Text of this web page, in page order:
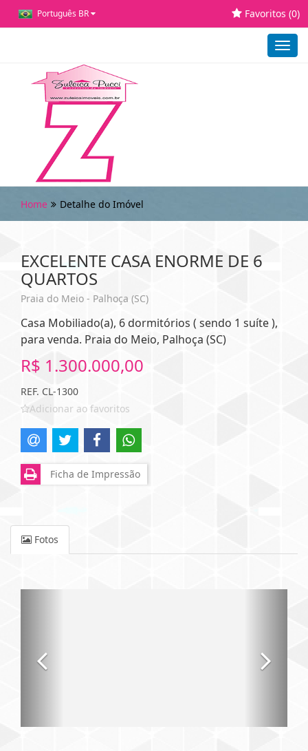
Português BR Favoritos (0)
Home Detalhe do Imóvel
EXCELENTE CASA ENORME DE 6
QUARTOS
Praia do Meio - Palhoça (SC)
Casa Mobiliado(a), 6 dormitórios ( sendo 1 suíte ),
para venda. Praia do Meio, Palhoça (SC)
R$ 1.300.000,00
REF. CL-1300
Adicionar ao favoritos
Ficha de Impressão
Fotos